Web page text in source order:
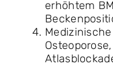
erhöhtem